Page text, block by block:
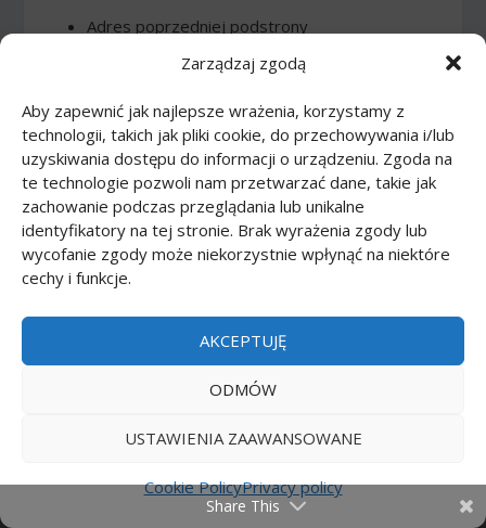
Zarządzaj zgodą
Aby zapewnić jak najlepsze wrażenia, korzystamy z
technologii, takich jak pliki cookie, do przechowywania i/lub
uzyskiwania dostępu do informacji o urządzeniu. Zgoda na
te technologie pozwoli nam przetwarzać dane, takie jak
zachowanie podczas przeglądania lub unikalne
identyfikatory na tej stronie. Brak wyrażenia zgody lub
wycofanie zgody może niekorzystnie wpłynąć na niektóre
cechy i funkcje.
AKCEPTUJĘ
ODMÓW
USTAWIENIA ZAAWANSOWANE
Cookie PolicyPrivacy policy
Adres poprzedniej podstrony
Adres strony odsyłającej
Język przeglądarki
Prędkość łącza internetowego
Dostawca usług internetowych
Dane gromadzone podczas rejestracji:
Adres e-mail
Dane gromadzone podczas zapisu do
usługi Newsletter
Część danych (bez danych identyfikujących)
Share This